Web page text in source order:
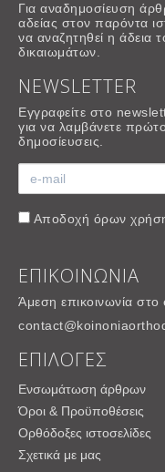
Για αναδημοσίευση
αδείας στον παρόντα
να αναζητηθεί η άδεια
δικαιωμάτων.
NEWSLETTER
Εγγραφείτε στο
για να λαμβάνετε
δημοσίευσεις.
Αποδοχή όρων
ΕΠΙΚΟΙΝΩΝΙΑ
Άμεση επικοινωνία στο
ΕΠΙΛΟΓΕΣ
Ενσωμάτωση άρθρων
Όροι & Προϋποθέσεις
Ορθόδοξες ιστοσελίδες
Σχετικά με μας